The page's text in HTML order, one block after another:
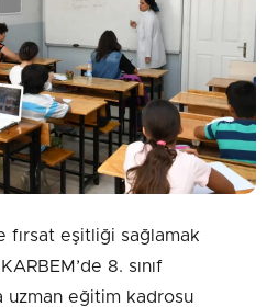
fırsat eşitliği sağlamak
8. sınıf
uzman eğitim kadrosu